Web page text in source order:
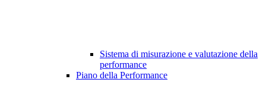
Sistema di misurazione e valutazione della
performance
Piano della Performance